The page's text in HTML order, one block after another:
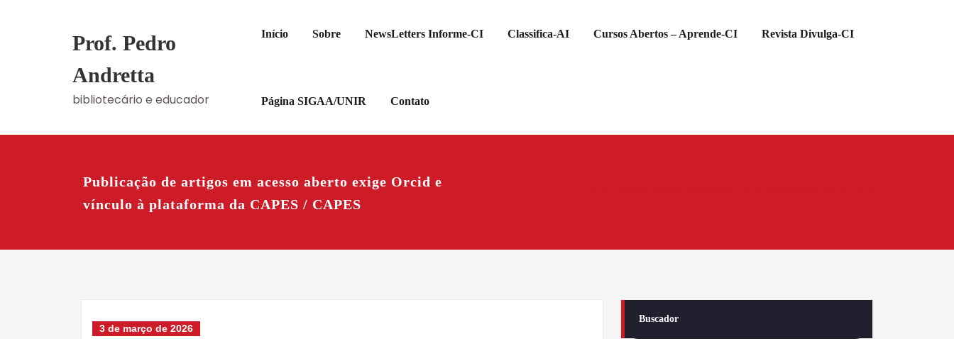
Prof. Pedro
Andretta
bibliotecário e educador
Início Sobre NewsLetters Informe-CI Classifica-AI Cursos Abertos – Aprende-CI Revista Divulga-CI
Página SIGAA/UNIR Contato
Publicação de artigos em acesso aberto exige Orcid e
vínculo à plataforma da CAPES / CAPES
3 de março de 2026
Buscador